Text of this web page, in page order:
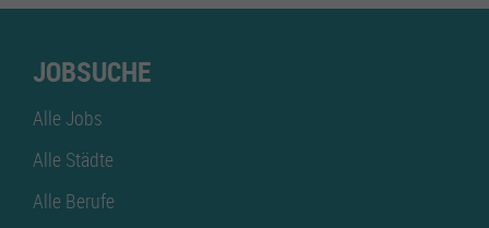
JOBSUCHE
Alle Jobs
Alle Städte
Alle Berufe